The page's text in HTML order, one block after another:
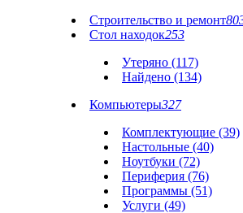
Строительство и ремонт
Стол находок253
Утеряно (117)
Найдено (134)
Компьютеры327
Комплектующие (39)
Настольные (40)
Ноутбуки (72)
Периферия (76)
Программы (51)
Услуги (49)